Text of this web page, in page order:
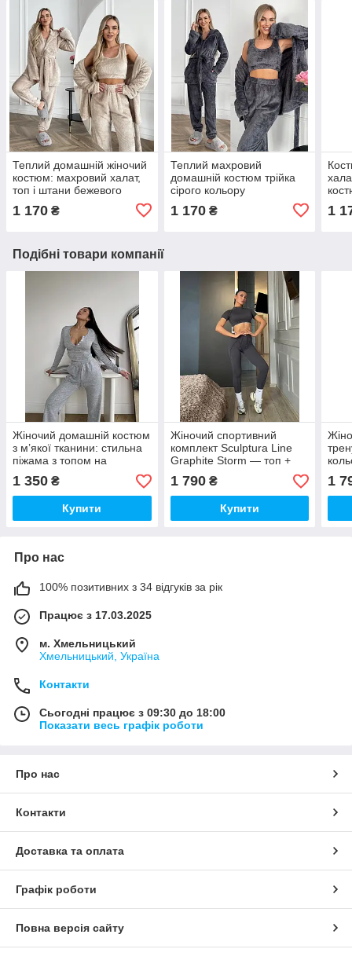
Теплий домашній жіночий
костюм: махровий халат,
топ і штани бежевого
1 170 ₴
Теплий махровий
домашній костюм трійка
сірого кольору
1 170₴ 1
Подібні товари компанії
Жіночий домашній костюм
з м’якої тканини: стильна
піжама з топом на
ґудзиках і штанами
1 350 ₴
Купити
Жіночий спортивний
комплект Sculptura Line
Graphite Storm — топ +
легінси з утяжкою та
ефектом корекції
1 790₴
Купити
1
Про нас
100% позитивних з 34 відгуків за рік
Працює з 17.03.2025
м. Хмельницький
Хмельницький, Україна
Контакти
Сьогодні працює з 09:30 до 18:00
Показати весь графік роботи
Про нас
Контакти
Доставка та оплата
Графік роботи
Повна версія сайту